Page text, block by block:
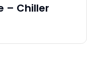
– Chiller